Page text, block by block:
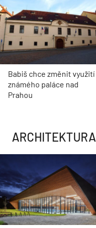
Babiš chce změnit využití
známého paláce nad
Prahou
ARCHITEKTURA